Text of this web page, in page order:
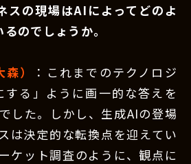
スの現場はAIによってどのよ
のでしょうか。
）
：これまでのテクノロジ
る」ように画一的な答えを
した。しかし、生成AIの登場
は決定的な転換点を迎えてい
ケット調査のように、観点に